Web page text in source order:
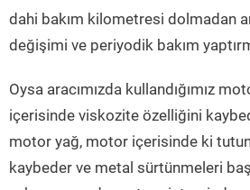
dahi bakım kilometresi dolmadan
değişimi ve periyodik bakım
Oysa aracımızda kullandığımız
içerisinde viskozite özelliğini
motor yağ, motor içerisinde ki
kaybeder ve metal sürtünmeleri